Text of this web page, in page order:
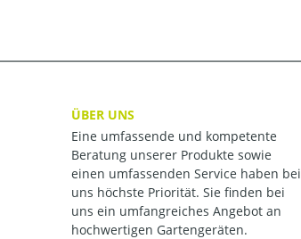
ÜBER UNS
Eine umfassende und kompetente
Beratung unserer Produkte sowie
einen umfassenden Service haben bei
uns höchste Priorität. Sie finden bei
uns ein umfangreiches Angebot an
hochwertigen Gartengeräten.